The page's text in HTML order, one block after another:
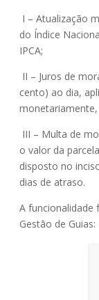
I – Atualização
do Índice
IPCA;
II – Juros de
cento) ao dia,
III – Multa de
o valor da
disposto no
dias de atraso.
A funcionalidade
Gestão de Guias: